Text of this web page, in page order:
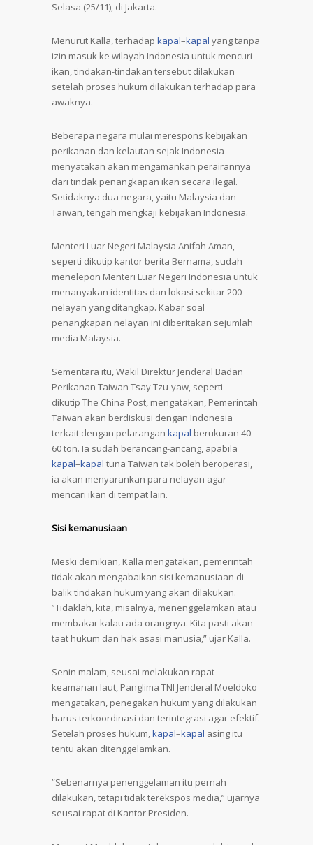
Selasa (25/11), di Jakarta.
Menurut Kalla, terhadap kapal–kapal yang tanpa
izin masuk ke wilayah Indonesia untuk mencuri
ikan, tindakan-tindakan tersebut dilakukan
setelah proses hukum dilakukan terhadap para
awaknya.
Beberapa negara mulai merespons kebijakan
perikanan dan kelautan sejak Indonesia
menyatakan akan mengamankan perairannya
dari tindak penangkapan ikan secara ilegal.
Setidaknya dua negara, yaitu Malaysia dan
Taiwan, tengah mengkaji kebijakan Indonesia.
Menteri Luar Negeri Malaysia Anifah Aman,
seperti dikutip kantor berita Bernama, sudah
menelepon Menteri Luar Negeri Indonesia untuk
menanyakan identitas dan lokasi sekitar 200
nelayan yang ditangkap. Kabar soal
penangkapan nelayan ini diberitakan sejumlah
media Malaysia.
Sementara itu, Wakil Direktur Jenderal Badan
Perikanan Taiwan Tsay Tzu-yaw, seperti
dikutip The China Post, mengatakan, Pemerintah
Taiwan akan berdiskusi dengan Indonesia
terkait dengan pelarangan kapal berukuran 40-
60 ton. Ia sudah berancang-ancang, apabila
kapal–kapal tuna Taiwan tak boleh beroperasi,
ia akan menyarankan para nelayan agar
mencari ikan di tempat lain.
Sisi kemanusiaan
Meski demikian, Kalla mengatakan, pemerintah
tidak akan mengabaikan sisi kemanusiaan di
balik tindakan hukum yang akan dilakukan.
”Tidaklah, kita, misalnya, menenggelamkan atau
membakar kalau ada orangnya. Kita pasti akan
taat hukum dan hak asasi manusia,” ujar Kalla.
Senin malam, seusai melakukan rapat
keamanan laut, Panglima TNI Jenderal Moeldoko
mengatakan, penegakan hukum yang dilakukan
harus terkoordinasi dan terintegrasi agar efektif.
Setelah proses hukum,kapal–kapal asing itu
tentu akan ditenggelamkan.
”Sebenarnya penenggelaman itu pernah
dilakukan, tetapi tidak terekspos media,” ujarnya
seusai rapat di Kantor Presiden.